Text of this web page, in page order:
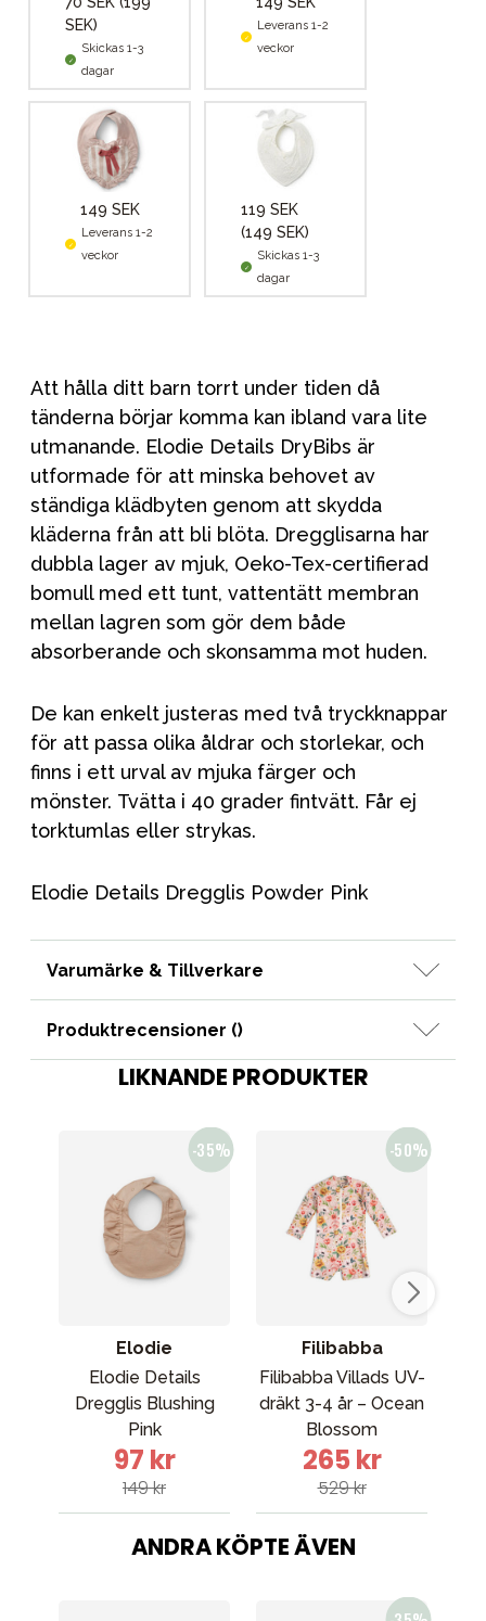
SEK)
Skickas 1-3
dagar
Leverans 1-2
veckor
149 SEK
Leverans 1-2
veckor
119 SEK
(149 SEK)
Skickas 1-3
dagar
Att hålla ditt barn torrt under tiden då
tänderna börjar komma kan ibland vara lite
utmanande. Elodie Details DryBibs är
utformade för att minska behovet av
ständiga klädbyten genom att skydda
kläderna från att bli blöta. Dregglisarna har
dubbla lager av mjuk, Oeko-Tex-certifierad
bomull med ett tunt, vattentätt membran
mellan lagren som gör dem både
absorberande och skonsamma mot huden.
De kan enkelt justeras med två tryckknappar
för att passa olika åldrar och storlekar, och
finns i ett urval av mjuka färger och
mönster. Tvätta i 40 grader fintvätt. Får ej
torktumlas eller strykas.
Elodie Details Dregglis Powder Pink
Varumärke & Tillverkare
Produktrecensioner ()
LIKNANDE PRODUKTER
Elodie
Elodie Details
Dregglis Blushing
Pink
97 kr
149 kr
Filibabba
Filibabba Villads UV-
dräkt 3-4 år – Ocean
Blossom
265 kr
529 kr
ANDRA KÖPTE ÄVEN